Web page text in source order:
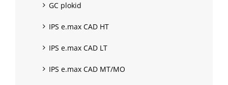
GC plokid
IPS e.max CAD HT
IPS e.max CAD LT
IPS e.max CAD MT/MO